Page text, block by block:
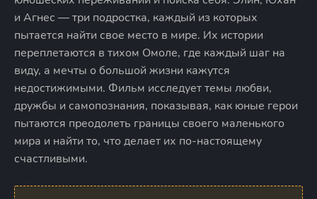
и Агнес — три подростка, каждый из которых
пытается найти свое место в мире. Их истории
переплетаются в тихом Омоле, где каждый шаг на
виду, а мечты о большой жизни кажутся
недостижимыми. Фильм исследует темы любви,
дружбы и самопознания, показывая, как юные герои
пытаются преодолеть границы своего маленького
мира и найти то, что делает их по-настоящему
счастливыми.